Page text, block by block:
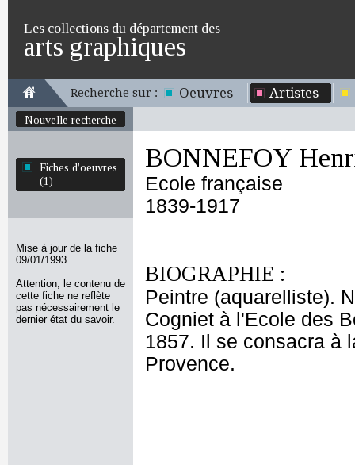
Les collections du département des
arts graphiques
Recherche sur : Oeuvres Artistes
Nouvelle recherche
Fiches d'oeuvres
(1)
Mise à jour de la fiche
09/01/1993
Attention, le contenu de
cette fiche ne reflète
pas nécessairement le
dernier état du savoir.
BONNEFOY
Ecole française
1839-1917
BIOGRAPHIE :
Peintre (aquarelliste).
Cogniet à l'Ecole des
1857. Il se consacra à
Provence.